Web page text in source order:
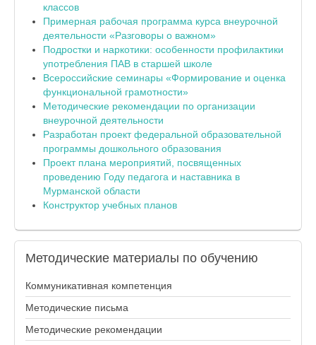
классов
Примерная рабочая программа курса внеурочной
деятельности «Разговоры о важном»
Подростки и наркотики: особенности профилактики
употребления ПАВ в старшей школе
Всероссийские семинары «Формирование и оценка
функциональной грамотности»
Методические рекомендации по организации
внеурочной деятельности
Разработан проект федеральной образовательной
программы дошкольного образования
Проект плана мероприятий, посвященных
проведению Году педагога и наставника в
Мурманской области
Конструктор учебных планов
Методические материалы по обучению
Коммуникативная компетенция
Методические письма
Методические рекомендации